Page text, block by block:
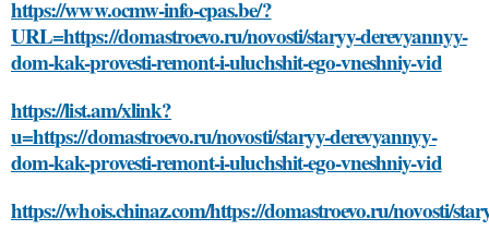
https://www.ocmw-info-cpas.be/?
URL=https://domastroevo.ru/novosti/staryy-derevyannyy-
dom-kak-provesti-remont-i-uluchshit-ego-vneshniy-vid
https://list.am/xlink?
u=https://domastroevo.ru/novosti/staryy-derevyannyy-
dom-kak-provesti-remont-i-uluchshit-ego-vneshniy-vid
https://whois.chinaz.com/https://domastroevo.ru/novosti/